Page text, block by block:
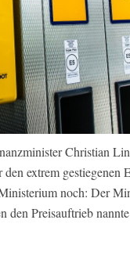
Christian
extrem gestiegenen
noch: Der
den Preisauftrieb